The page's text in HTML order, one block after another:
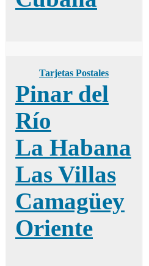
Tarjetas Postales
Pinar del
Río
La Habana
Las Villas
Camagüey
Oriente